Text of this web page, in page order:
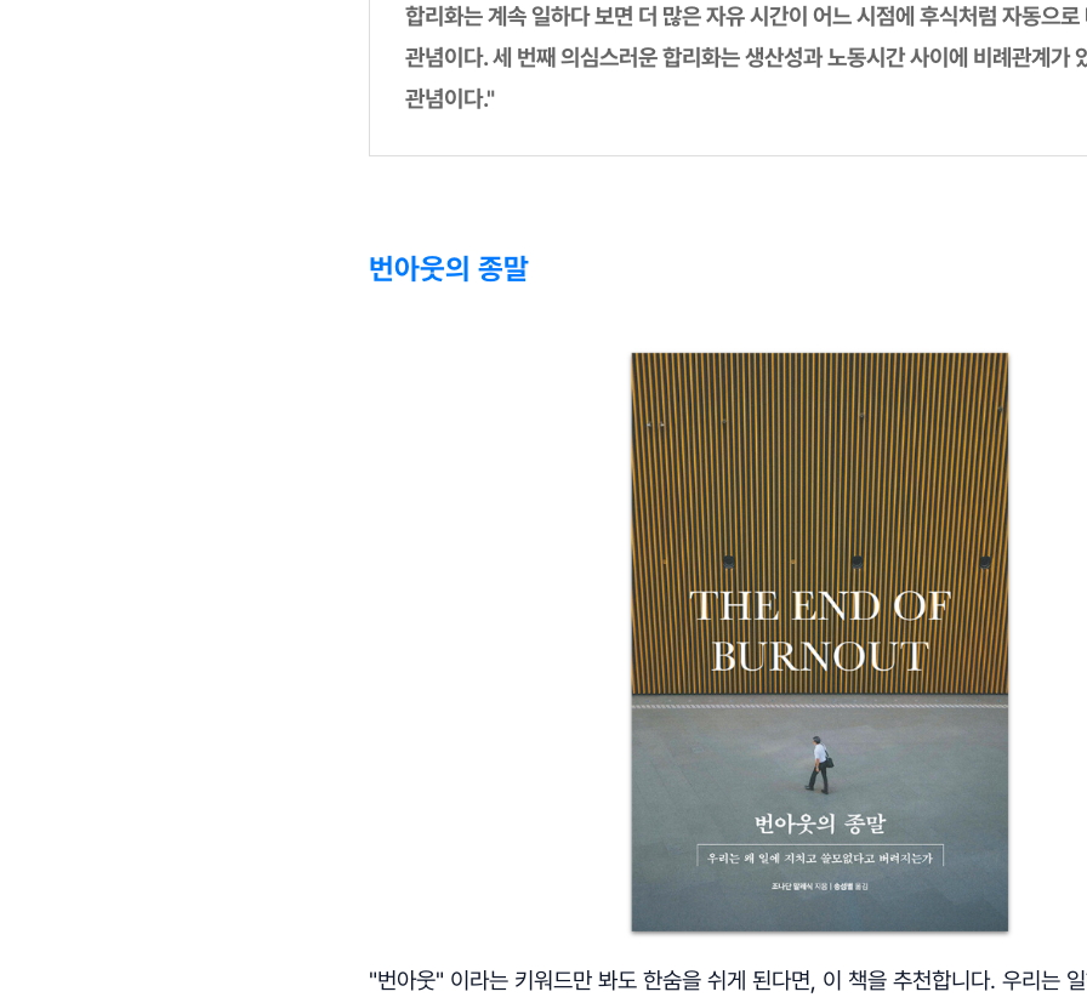
합리화는 계속 일하다 보면 더 많은 자유 시간이 어느 시점에 후식처럼 자동으
관념이다. 세 번째 의심스러운 합리화는 생산성과 노동시간 사이에 비례관계가
관념이다."
번아웃의 종말
"번아웃" 이라는 키워드만 봐도 한숨을 쉬게 된다면, 이 책을 추천합니다. 우리는